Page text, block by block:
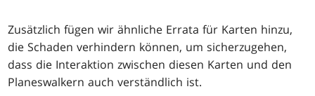
Zusätzlich fügen wir ähnliche Errata für Karten hinzu,
die Schaden verhindern können, um sicherzugehen,
dass die Interaktion zwischen diesen Karten und den
Planeswalkern auch verständlich ist.